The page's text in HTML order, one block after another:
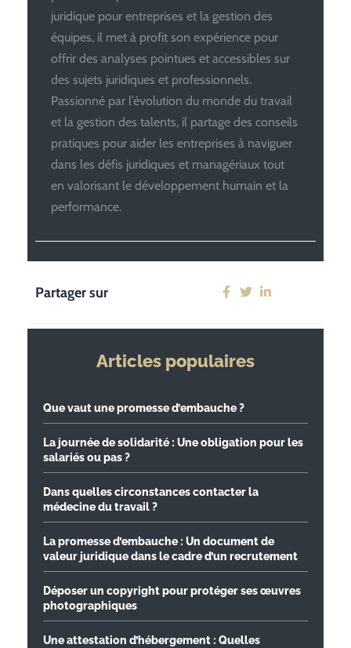
juridique pour entreprises et la gestion des
équipes, il met à profit son expérience pour
offrir des analyses pointues et accessibles sur
des sujets juridiques et professionnels.
Passionné par l’évolution du monde du travail
et la gestion des talents, il partage des conseils
pratiques pour aider les entreprises à naviguer
dans les défis juridiques et managériaux tout
en valorisant le développement humain et la
performance.
Partager sur
Articles populaires
Que vaut une promesse d’embauche ?
La journée de solidarité : Une obligation pour les
salariés ou pas ?
Dans quelles circonstances contacter la
médecine du travail ?
La promesse d’embauche : Un document de
valeur juridique dans le cadre d’un recrutement
Déposer un copyright pour protéger ses œuvres
photographiques
Une attestation d’hébergement : Quelles